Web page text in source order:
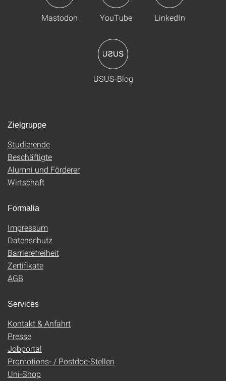
Mastodon YouTube LinkedIn
USUS-Blog
Zielgruppe
Studierende
Beschäftigte
Alumni und Förderer
Wirtschaft
Formalia
Impressum
Datenschutz
Barrierefreiheit
Zertifikate
AGB
Services
Kontakt & Anfahrt
Presse
Jobportal
Promotions- / Postdoc-Stellen
Uni-Shop